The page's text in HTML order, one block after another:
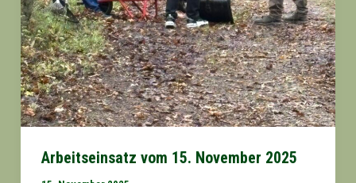
Arbeitseinsatz vom 15. November 2025